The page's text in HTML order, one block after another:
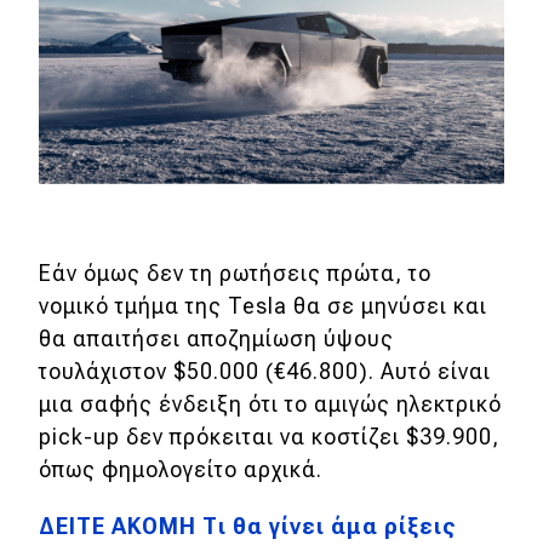
Εάν όμως δεν τη ρωτήσεις πρώτα, το
νομικό τμήμα της Tesla θα σε μηνύσει και
θα απαιτήσει αποζημίωση ύψους
τουλάχιστον $50.000 (€46.800). Αυτό είναι
μια σαφής ένδειξη ότι το αμιγώς ηλεκτρικό
pick-up δεν πρόκειται να κοστίζει $39.900,
όπως φημολογείτο αρχικά.
ΔΕΙΤΕ ΑΚΟΜΗ Τι θα γίνει άμα ρίξεις